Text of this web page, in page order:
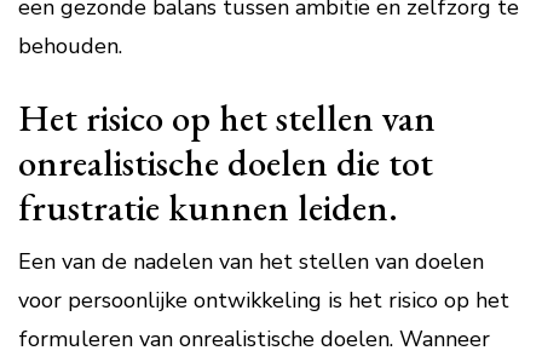
een gezonde balans tussen ambitie en zelfzorg te
behouden.
Het risico op het stellen van
onrealistische doelen die tot
frustratie kunnen leiden.
Een van de nadelen van het stellen van doelen
voor persoonlijke ontwikkeling is het risico op het
formuleren van onrealistische doelen. Wanneer